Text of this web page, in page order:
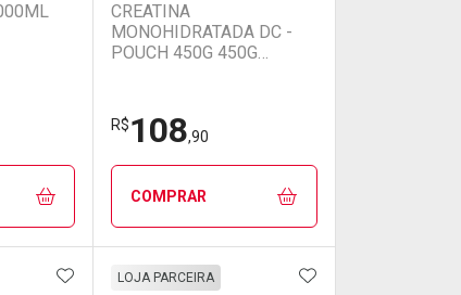
FECHAR
FECHAR
CREATINA
MONOHIDRATADA DC -
POUCH 450G 450G
R$108,90
COMPRAR
ADICIONAR AOS FAVORITOS
LOJA PARCEIRA ADICIONAR AOS